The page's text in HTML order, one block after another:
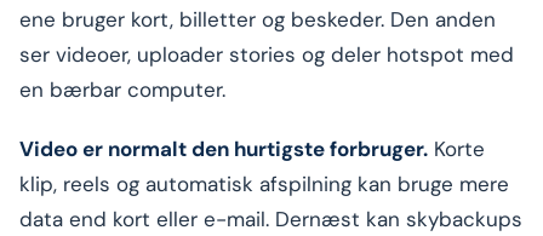
ene bruger kort, billetter og beskeder. Den anden
ser videoer, uploader stories og deler hotspot med
en bærbar computer.
Video er normalt den hurtigste forbruger. Korte
klip, reels og automatisk afspilning kan bruge mere
data end kort eller e-mail. Dernæst kan skybackups